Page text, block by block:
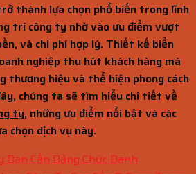
thành lựa chọn phổ biến trong lĩnh
trí công ty nhờ vào ưu điểm vượt
và chi phí hợp lý. Thiết kế biển
nghiệp thu hút khách hàng mà
thương hiệu và thể hiện phong cách
chúng ta sẽ tìm hiểu chi tiết về
ty, những ưu điểm nổi bật và các
chọn dịch vụ này.
Bạn Cần Bảng Chức Danh